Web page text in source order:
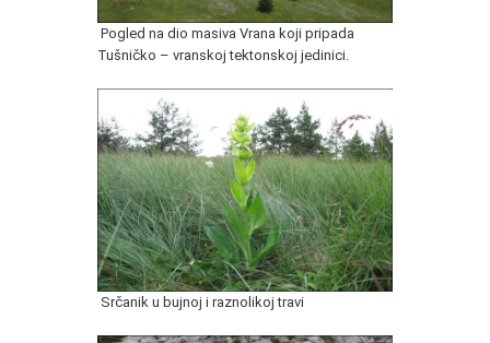
Pogled na dio masiva Vrana koji pripada
Tušničko – vranskoj tektonskoj jedinici.
Srčanik u bujnoj i raznolikoj travi